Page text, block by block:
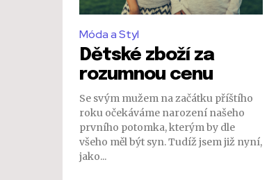
Móda a Styl
Dětské zboží za
rozumnou cenu
Se svým mužem na začátku příštího
roku očekáváme narození našeho
prvního potomka, kterým by dle
všeho měl být syn. Tudíž jsem již nyní,
jako...